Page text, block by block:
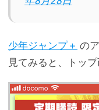
少年ジャンプ＋ の
見てみると、トッ